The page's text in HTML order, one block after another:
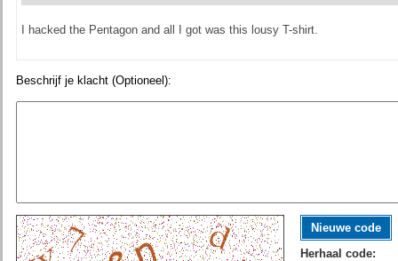
I hacked the Pentagon and all I got was this lousy T-shirt.
Beschrijf je klacht (Optioneel):
Nieuwe code
Herhaal code: